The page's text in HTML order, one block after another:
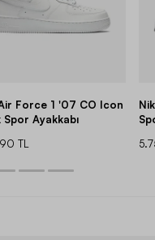
Force 1 '07 CO Icon
Spor Ayakkabı
TL